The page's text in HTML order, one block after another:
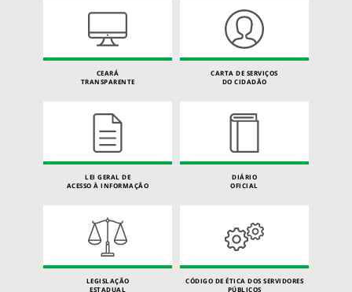
CEARÁ
TRANSPARENTE
CARTA DE SERVIÇOS
DO CIDADÃO
LEI GERAL DE
ACESSO À INFORMAÇÃO
DIÁRIO
OFICIAL
LEGISLAÇÃO
ESTADUAL
CÓDIGO DE ÉTICA DOS SERVIDORES
PÚBLICOS